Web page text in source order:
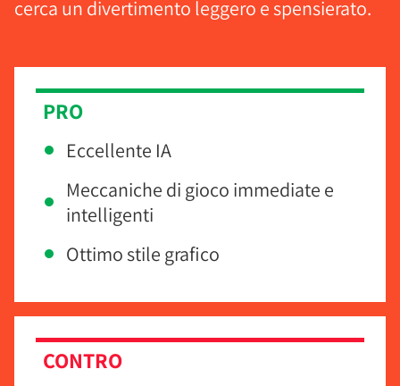
cerca un divertimento leggero e spensierato.
PRO
Eccellente IA
Meccaniche di gioco immediate e
intelligenti
Ottimo stile grafico
CONTRO